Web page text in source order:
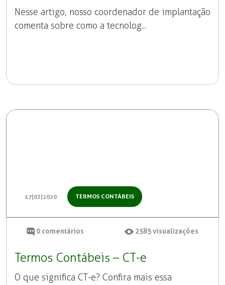
Nesse artigo, nosso coordenador de implantação
comenta sobre como a tecnolog...
17|03|2020 TERMOS CONTÁBEIS
0 comentários 2585 visualizações
Termos Contábeis – CT-e
O que significa CT-e? Confira mais essa